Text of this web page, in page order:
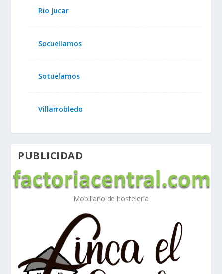
Rio Jucar
Socuellamos
Sotuelamos
Villarrobledo
PUBLICIDAD
Mobiliario de hostelería